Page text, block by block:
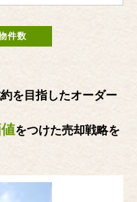
件数
を目指したオーダー
をつけた売却戦略を